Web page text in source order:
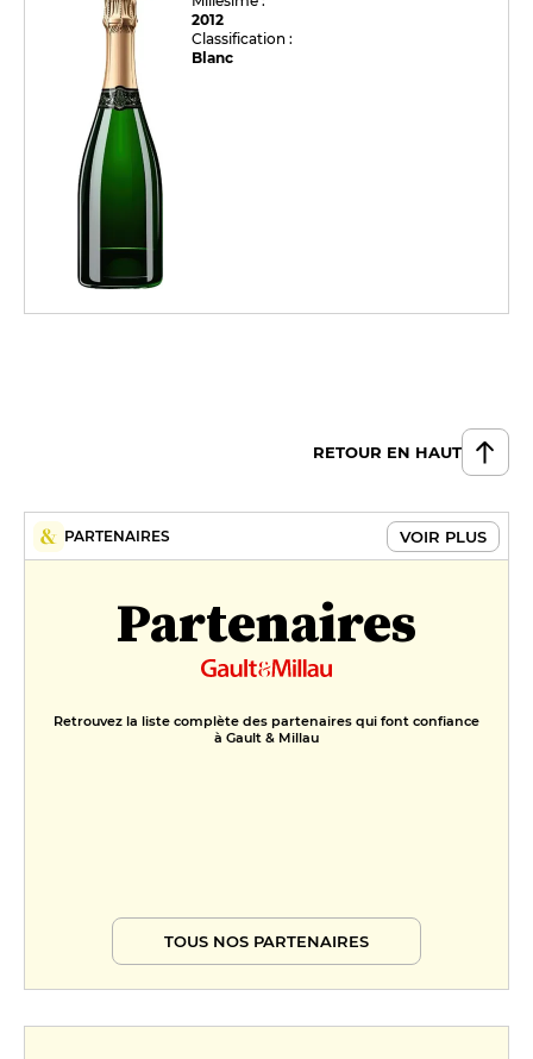
2012
Classification :
Blanc
RETOUR EN HAUT
PARTENAIRES VOIR PLUS
Partenaires
Retrouvez la liste complète des partenaires qui font confiance
à Gault & Millau
TOUS NOS PARTENAIRES